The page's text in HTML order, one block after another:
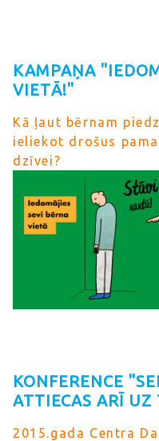
KAMPAŅA
VIETĀ!"
Kā ļaut bērnam
ieliekot drošus
dzīvei?
KONFERENCE
ATTIECAS ARĪ UZ
2015.gada Centra